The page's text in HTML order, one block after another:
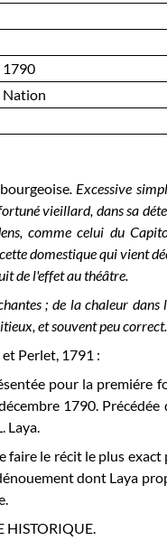
1790
Nation
. Excessive
vieillard, dans sa
comme celui du
domestique qui vient
de l'effet au théâtre.
; de la chaleur
et souvent peu correct.
Perlet, 1791 :
pour la premiére
1790.
Laya.
le récit le plus exact
dont Laya
HISTORIQUE.